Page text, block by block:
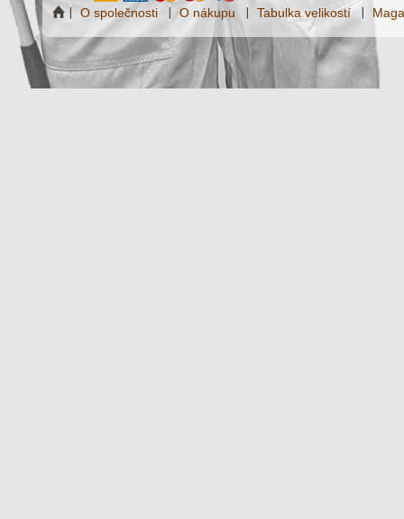
O společnosti O nákupu Tabulka velikostí